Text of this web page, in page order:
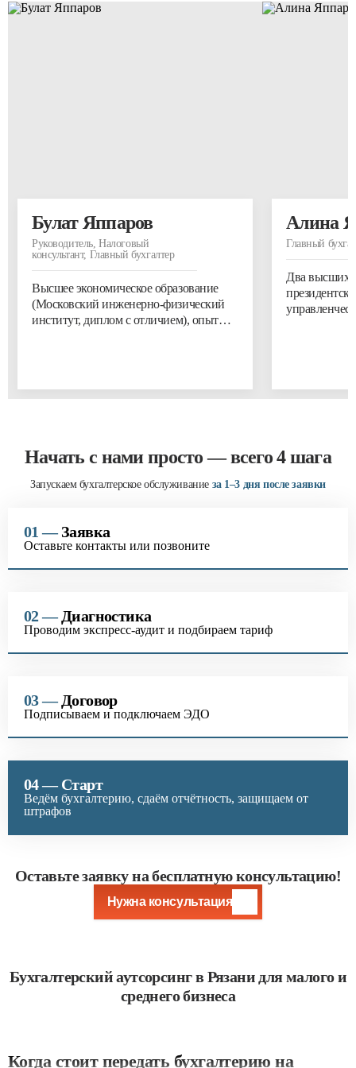
Булат Яппаров
Руководитель, Налоговый
консультант, Главный бухгалтер
Высшее экономическое образование
(Московский инженерно-физический
институт, диплом с отличием), опыт
управленческих кадров. Бухгалтер года
Алина
Главный
Два высших
Начать с нами просто — всего 4 шага
Запускаем бухгалтерское обслуживание за 1–3 дня после заявки
01 —Заявка
Оставьте контакты или позвоните
02 —Диагностика
Проводим экспресс-аудит и подбираем тариф
03 —Договор
Подписываем и подключаем ЭДО
04 —Старт
Ведём бухгалтерию, сдаём отчётность, защищаем от
штрафов
Оставьте заявку на бесплатную консультацию!
Нужна консультация
Бухгалтерский аутсорсинг в Рязани для малого и
среднего бизнеса
Когда стоит передать бухгалтерию на